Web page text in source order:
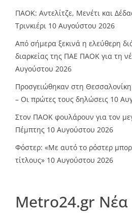
ΠΑΟΚ: Αντελίτζε, Μενέτι και
Τρινκιέρι 10 Αυγούστου 2026
Από σήμερα ξεκινά η ελεύθερη
διαρκείας της ΠΑΕ ΠΑΟΚ για τη
Αυγούστου 2026
Προσγειώθηκαν στη Θεσσαλονίκη
– Οι πρώτες τους δηλώσεις 10
Στον ΠΑΟΚ φουλάρουν για τον
Πέμπτης 10 Αυγούστου 2026
Φόστερ: «Με αυτό το ρόστερ
τίτλους» 10 Αυγούστου 2026
Metro24.gr Νέα